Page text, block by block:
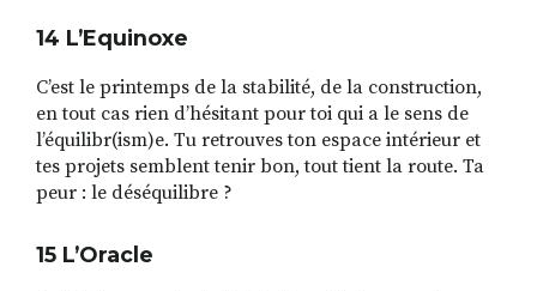
14 L’Equinoxe
C’est le printemps de la stabilité, de la construction,
en tout cas rien d’hésitant pour toi qui a le sens de
l’équilibr(ism)e. Tu retrouves ton espace intérieur et
tes projets semblent tenir bon, tout tient la route. Ta
peur : le déséquilibre ?
15 L’Oracle